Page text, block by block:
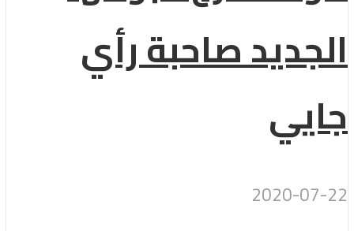
الجديد صاحبة رأي
جايي
2020-07-22